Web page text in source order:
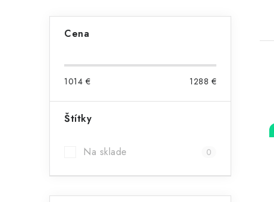
n
n
Cena
1014 € 1288 €
Štítky
Na sklade 0